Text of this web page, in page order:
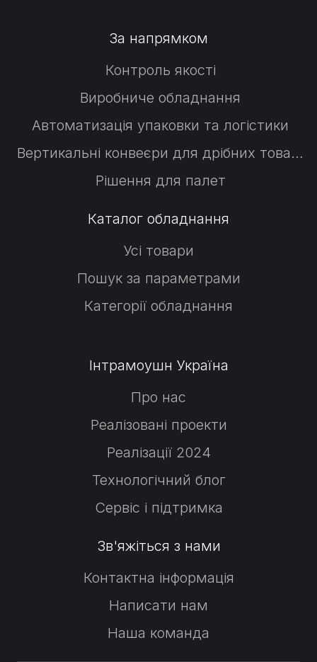
За напрямком
Контроль якості
Виробниче обладнання
Автоматизація упаковки та логістики
Вертикальні конвеєри для дрібних товарів
Рішення для палет
Каталог обладнання
Усі товари
Пошук за параметрами
Категорії обладнання
Інтрамоушн Україна
Про нас
Реалізовані проекти
Реалізації 2024
Технологічний блог
Сервіс і підтримка
Зв'яжіться з нами
Контактна інформація
Написати нам
Наша команда